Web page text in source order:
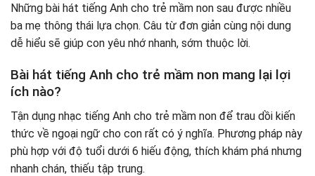
đơn giản dễ học
Finger family
Baby shark
You’re my sunshine
The Gummy Bear
Good Morning Song for Kids
Five Little Shining Home – Gia đình Anh Ngữs jumping on
the bed
If You’re Happy
Những bài hát tiếng Anh cho trẻ mầm non sau được nhiều
ba mẹ thông thái lựa chọn. Câu từ đơn giản cùng nội dung
dễ hiểu sẽ giúp con yêu nhớ nhanh, sớm thuộc lời.
Bài hát tiếng Anh cho trẻ mầm non mang lại lợi
ích nào?
Tận dụng nhạc tiếng Anh cho trẻ mầm non để trau dồi kiến
thức về ngoại ngữ cho con rất có ý nghĩa. Phương pháp này
phù hợp với độ tuổi dưới 6 hiếu động, thích khám phá nhưng
nhanh chán, thiếu tập trung.